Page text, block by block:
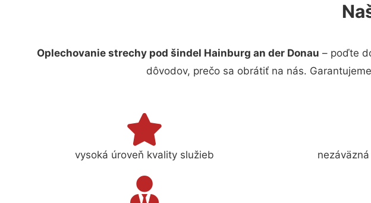
Oplechovanie strechy pod šindel Hainburg an der Donau – poďte
dôvodov, prečo sa obrátiť na nás.
vysoká úroveň kvality služieb